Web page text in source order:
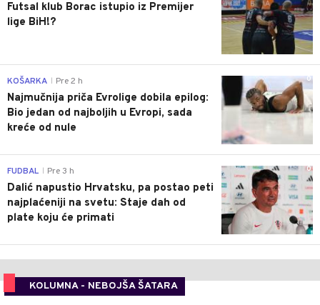
Futsal klub Borac istupio iz Premijer
lige BiH!?
0
KOŠARKA Pre 2 h
Najmučnija priča Evrolige dobila epilog:
Bio jedan od najboljih u Evropi, sada
kreće od nule
0
FUDBAL Pre 3 h
Dalić napustio Hrvatsku, pa postao peti
najplaćeniji na svetu: Staje dah od
plate koju će primati
KOLUMNA - NEBOJŠA ŠATARA